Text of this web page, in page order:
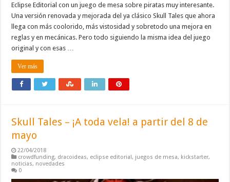
Eclipse Editorial con un juego de mesa sobre piratas muy interesante.
Una versión renovada y mejorada del ya clásico Skull Tales que ahora
llega con más coolorido, más vistosidad y sobretodo una mejora en
reglas y en mecánicas. Pero todo siguiendo la misma idea del juego
original y con esas …
Ver más
Skull Tales – ¡A toda vela! a partir del 8 de
mayo
22/04/2018
crowdfunding, dracoideas, eclipse editorial, juegos de mesa, kickstarter,
noticias, novedades
0